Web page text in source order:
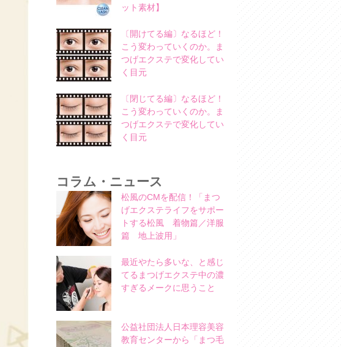
ット素材】
〔開けてる編〕なるほど！
こう変わっていくのか。ま
つげエクステで変化してい
く目元
〔閉じてる編〕なるほど！
こう変わっていくのか。ま
つげエクステで変化してい
く目元
コラム・ニュース
松風のCMを配信！「まつ
げエクステライフをサポー
トする松風 着物篇／洋服
篇 地上波用」
最近やたら多いな、と感じ
てるまつげエクステ中の濃
すぎるメークに思うこと
公益社団法人日本理容美容
教育センターから「まつ毛